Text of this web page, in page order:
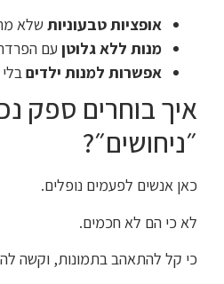
אופציות טבעוניות שלא
מנות ללא גלוטן עם הפרדה
אפשרות למנות ילדים
איך בוחרים ספק
״ניחושים״?
כאן אנשים לפעמים נופלים.
לא כי הם לא חכמים.
כי קל להתאהב בתמונות, וקשה